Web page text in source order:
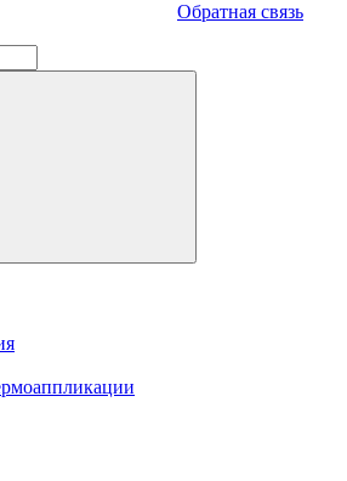
Обратная связь